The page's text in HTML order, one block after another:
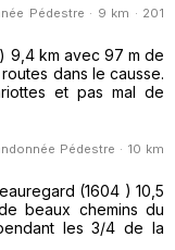
Pédestre · 9 km · 201
9,4 km avec 97 m de
dans le causse.
et pas mal de
Pédestre · 10 km
(1604 ) 10,5
beaux chemins du
les 3/4 de la